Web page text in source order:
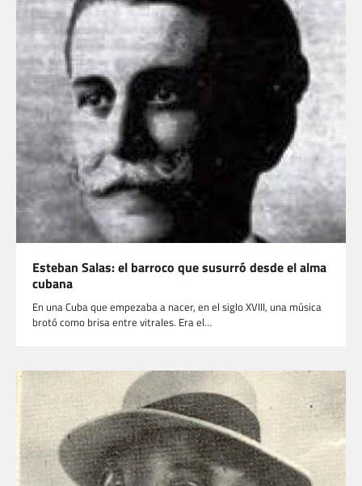
Esteban Salas: el barroco que susurró desde el alma
cubana
En una Cuba que empezaba a nacer, en el siglo XVIII, una música
brotó como brisa entre vitrales. Era el…